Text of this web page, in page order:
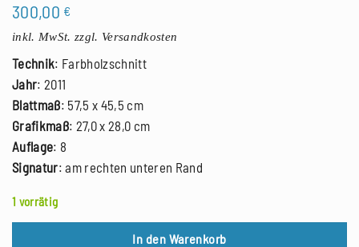
300,00 €
inkl. MwSt. zzgl. Versandkosten
Technik: Farbholzschnitt
Jahr: 2011
Blattmaß: 57,5 x 45,5 cm
Grafikmaß: 27,0 x 28,0 cm
Auflage: 8
Signatur: am rechten unteren Rand
1 vorrätig
In den Warenkorb